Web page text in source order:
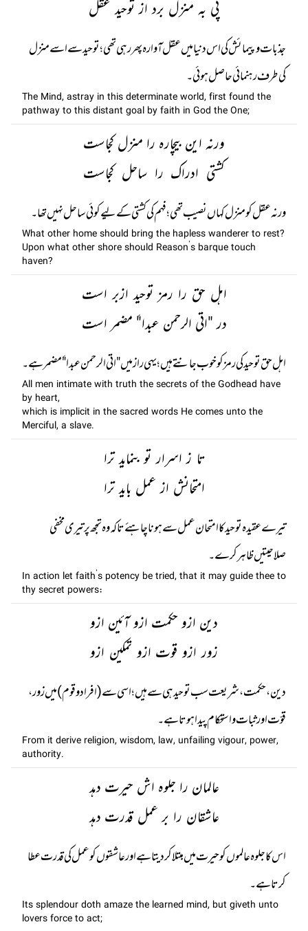
پی بہ منزل برد از توحید عقل
جذبات و پیمائش کی اس دنیا میں عقل آوارہ پھر رہی تھی؛ توحید سے اسے منزل
کی طرف رہنمائی حاصل ہوئی۔
The Mind, astray in this determinate world, first found the
pathway to this distant goal by faith in God the One;
ورنہ این بیچارہ را منزل کجاست
کشتی ادراک را ساحل کجاست
ورنہ عقل کو منزل کہاں نصیب تھی؛ فہم کی کشتی کے لیے کوئی ساحل نہیں تھا۔
What other home should bring the hapless wanderer to rest?
Upon what other shore should Reason’s barque touch
haven?
اہل حق را رمز توحید ازبر است
در "اتی الرحمن عبدا"ٔ مضمر است
اہل حق توحید کی رمز کو خوب جانتے ہیں ؛ یہی راز میں "اتی الرحمن عبدا"ٔمضمر ہے۔
All men intimate with truth the secrets of the Godhead have
by heart,
which is implicit in the sacred words He comes unto the
Merciful, a slave.
تا ز اسرار تو بنماید ترا
امتحانش از عمل باید ترا
تیرے عقیدہ توحید کا امتحان عمل سے ہونا چاہئے تا کہ وہ تجھ پر تیری مخفی
صلاحیتیں ظاہر کرے۔
In action let faith’s potency be tried, that it may guide thee to
thy secret powers:
دین ازو حکمت ازو آئین ازو
زور ازو قوت ازو تمکین ازو
دین، حکمت، شریعت سب توحید ہی سے ہیں؛ اسی سے (افراد و قوم ) میں زور،
قوّت اور ثبات و استحکام پیدا ہوتا ہے۔
From it derive religion, wisdom, law, unfailing vigour, power,
authority.
عالمان را جلوہ اش حیرت دہد
عاشقان را بر عمل قدرت دہد
اس کا جلوہ عالموں کو حیرت میں مبتلا کر دیتا ہے اور عاشقوں کو عمل کی قدرت عطا
کرتا ہے۔
Its splendour doth amaze the learned mind, but giveth unto
lovers force to act;